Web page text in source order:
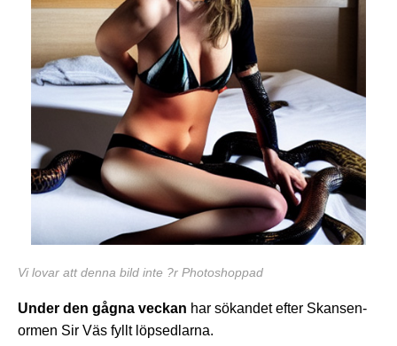
Vi lovar att denna bild inte ?r Photoshoppad
Under den gågna veckan har sökandet efter Skansen-
ormen Sir Väs fyllt löpsedlarna.